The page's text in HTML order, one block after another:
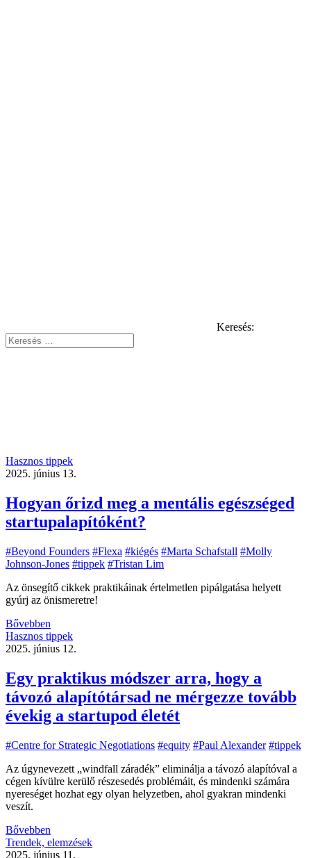
Keresés:
Hasznos tippek
2025. június 13.
Hogyan őrizd meg a mentális egészséged
startupalapítóként?
#Beyond Founders #Flexa #kiégés #Marta Schafstall #Molly
Johnson-Jones #tippek #Tristan Lim
Az önsegítő cikkek praktikáinak értelmetlen pipálgatása helyett
gyúrj az önismeretre!
Bővebben
Hasznos tippek
2025. június 12.
Egy praktikus módszer arra, hogy a
távozó alapítótársad ne mérgezze tovább
évekig a startupod életét
#Centre for Strategic Negotiations #equity #Paul Alexander #tippek
Az úgynevezett „windfall záradék” eliminálja a távozó alapítóval a
cégen kívülre kerülő részesedés problémáit, és mindenki számára
nyereséget hozhat egy olyan helyzetben, ahol gyakran mindenki
veszít.
Bővebben
Trendek, elemzések
2025. június 11.